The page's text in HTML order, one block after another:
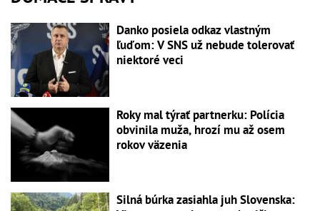
Danko posiela odkaz vlastným
ľuďom: V SNS už nebude tolerovať
niektoré veci
Roky mal týrať partnerku: Polícia
obvinila muža, hrozí mu až osem
rokov väzenia
Silná búrka zasiahla juh Slovenska: